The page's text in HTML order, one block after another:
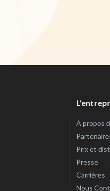
À propos
Prix et
Presse
Carrières
Nous